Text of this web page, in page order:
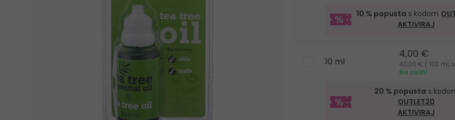
10 % popusta s kodom
AKTIVIRAJ
10 ml
4,00 €
40,00 € / 100 ml,
Na zalihi
20 % popusta s
OUTLET20
AKTIVIRAJ